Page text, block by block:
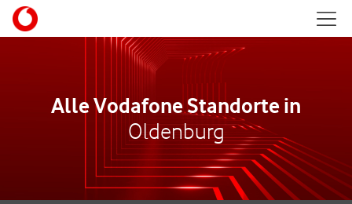
Skip to content
Alle Vodafone Standorte in
Oldenburg